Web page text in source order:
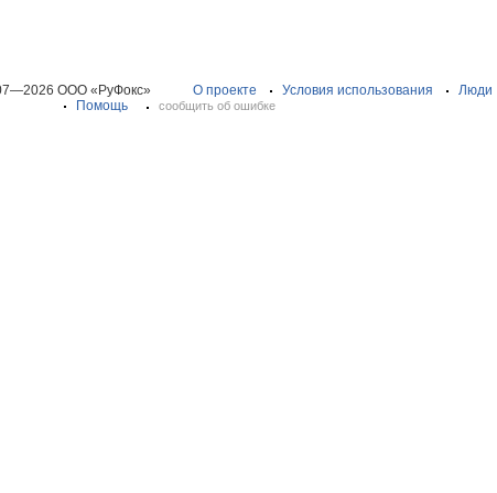
ООО «РуФокс» О проекте Условия использования Люди
Помощь
сообщить об ошибке